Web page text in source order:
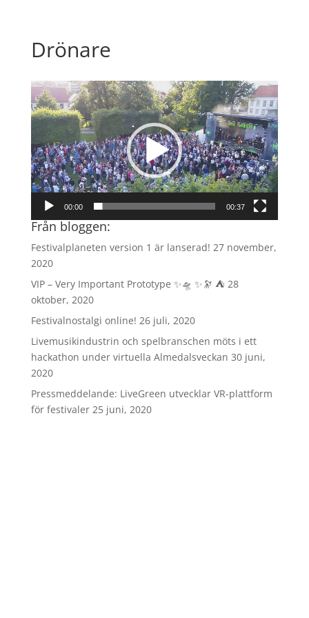
Drönare
Videospelare
00:00 00:37
Från bloggen:
Festivalplaneten version 1 är lanserad! 27 november,
2020
VIP – Very Important Prototype ✨🛸 ✨🔭 ⛺️ 28
oktober, 2020
Festivalnostalgi online! 26 juli, 2020
Livemusikindustrin och spelbranschen möts i ett
hackathon under virtuella Almedalsveckan 30 juni,
2020
Pressmeddelande: LiveGreen utvecklar VR-plattform
för festivaler 25 juni, 2020